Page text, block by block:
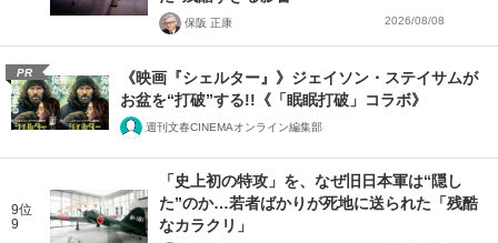
保阪 正康 2026/08/08
PR
《映画『シェルター』》ジェイソン・ステイサムが
お盆を“打破”する!!《「眠眠打破」コラボ》
週刊文春CINEMAオンライン編集部
9位
9
「史上初の特攻」を、なぜ旧日本軍は“隠し
た”のか…若者ばかりが死地に送られた「残酷
なカラクリ」